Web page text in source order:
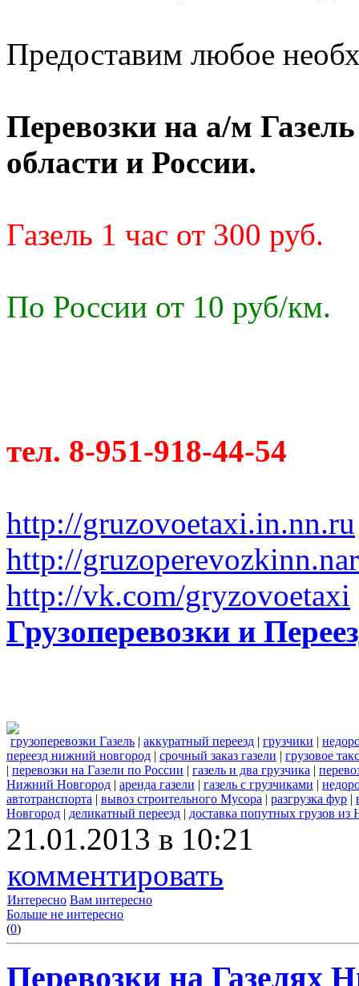
Предоставим любое
Перевозки на а/м
области и России.
Газель 1 час от 300 руб.
По России от 10 руб/км.
тел. 8-951-918-44-54
http://gruzovoetaxi.in.nn.ru
http://
http://vk.com/gryzovoetaxi
Грузоперевозки и
грузоперевозки Газель | аккуратный переезд | грузчики |
переезд нижний новгород | срочный заказ газели | грузовое
| перевозки на Газели по России | газель и два грузчика |
Нижний Новгород | аренда газели | газель с грузчиками |
автотранспорта | вывоз строительного Мусора | разгрузка фур |
Новгород | деликатный переезд | доставка попутных грузов
21.01.2013 в 10:21
комментировать
Интересно Вам интересно
Больше не интересно
(0)
Перевозки на Газелях